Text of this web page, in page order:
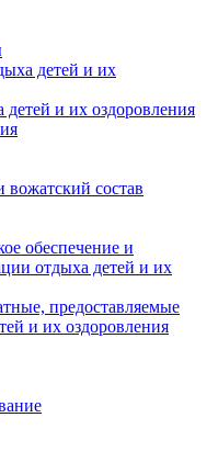
детей и их
и их оздоровления
вожатский состав
обеспечение и
отдыха детей и их
предоставляемые
и их оздоровления